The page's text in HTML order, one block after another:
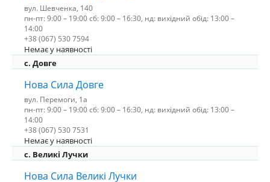
вул. Шевченка, 140
пн-пт: 9:00 – 19:00 сб: 9:00 – 16:30, нд: вихідний обід: 13:00 –
14:00
+38 (067) 530 7594
Немає у наявності
с. Довге
Нова Сила Довге
вул. Перемоги, 1а
пн-пт: 9:00 – 19:00 сб: 9:00 – 16:30, нд: вихідний обід: 13:00 –
14:00
+38 (067) 530 7531
Немає у наявності
c. Великі Лучки
Нова Сила Великі Лучки